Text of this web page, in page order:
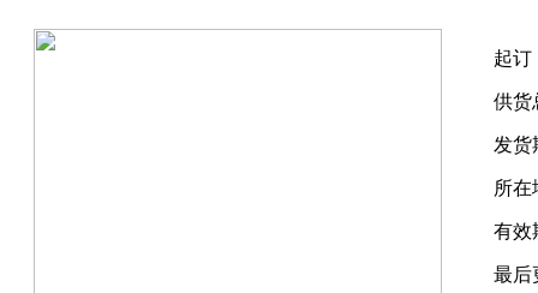
起订
供货
发货
所在
有效
最后